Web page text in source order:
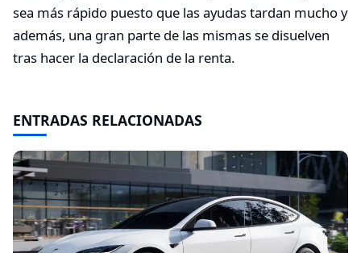
sea más rápido puesto que las ayudas tardan mucho y
además, una gran parte de las mismas se disuelven
tras hacer la declaración de la renta.
ENTRADAS RELACIONADAS